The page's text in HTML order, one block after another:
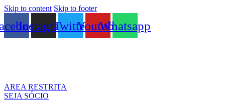
Skip to content Skip to footer
InstagramTwitterYoutubeWhatsapp
AREA RESTRITA
SEJA SÓCIO